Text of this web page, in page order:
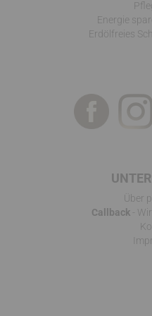
Energie
Erdölfreies
Über
Callback -